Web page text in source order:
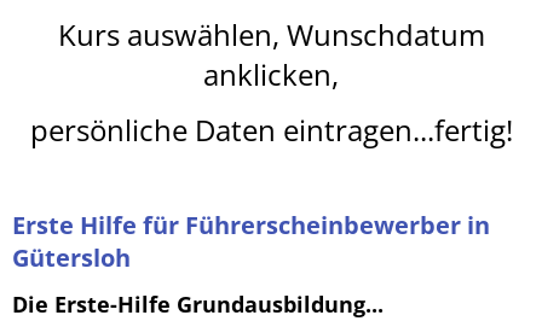
Kurs auswählen, Wunschdatum
anklicken,
persönliche Daten eintragen...fertig!
Erste Hilfe für Führerscheinbewerber in
Gütersloh
Die Erste-Hilfe Grundausbildung...